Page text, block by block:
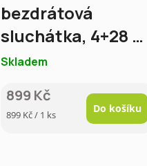
bezdrátová
sluchátka, 4+28 h,
šedá
Skladem
899 Kč
Měrná
899 Kč / 1 ks
Do košíku